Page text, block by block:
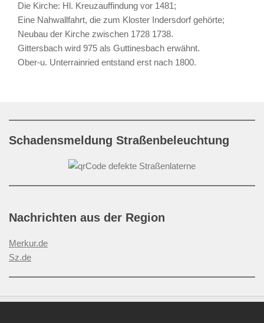
Die Kirche: Hl. Kreuzauffindung vor 1481;
Eine Nahwallfahrt, die zum Kloster Indersdorf gehörte;
Neubau der Kirche zwischen 1728 1738.
Gittersbach wird 975 als Guttinesbach erwähnt.
Ober-u. Unterrainried entstand erst nach 1800.
Schadensmeldung Straßenbeleuchtung
Nachrichten aus der Region
Merkur.de
Sz.de